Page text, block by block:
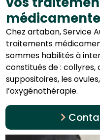
Chez artaban, Service
traitements
sommes habilités à
constitués de :
suppositoires, les
l’oxygénothérapie.